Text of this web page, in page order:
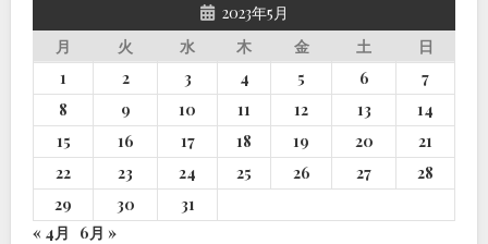
2023年5月
月
火 水 木 金 土
日
1
2 3 4 5 6
7
8
9 10 11 12 13
14
15
16 17 18 19 20
21
22
23 24 25 26 27
28
29
30
31
« 4月
6月 »